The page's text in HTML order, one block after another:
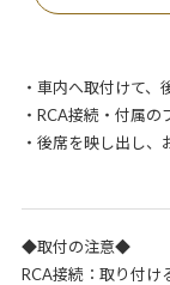
・車内へ取付けて、
・RCA接続・付属
・後席を映し出し
◆取付の注意◆
RCA接続：取り付け